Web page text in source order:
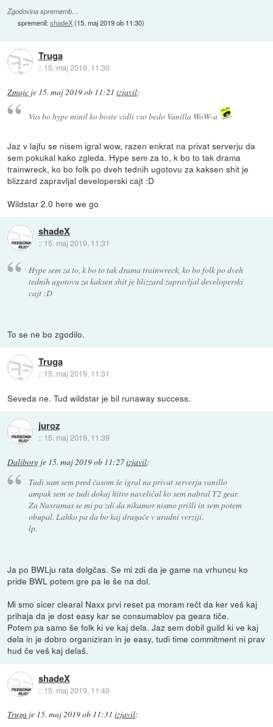
Zgodovina sprememb…
spremenil:shadeX(15. maj 2019 ob 11:30)
Truga
:: 15. maj 2019, 11:30
Zmajc je 15. maj 2019 ob 11:21 izjavil:
Vas bo hype minil ko boste vidli vso bedo Vanilla WoW-a
Jaz v lajfu se nisem igral wow, razen enkrat na privat serverju da
sem pokukal kako zgleda. Hype sem za to, k bo to tak drama
trainwreck, ko bo folk po dveh tednih ugotovu za kaksen shit je
blizzard zapravljal developerski cajt :D
Wildstar 2.0 here we go
shadeX
:: 15. maj 2019, 11:31
Hype sem za to, k bo to tak drama trainwreck, ko bo folk po dveh
tednih ugotovu za kaksen shit je blizzard zapravljal developerski
cajt :D
To se ne bo zgodilo.
Truga
:: 15. maj 2019, 11:31
Seveda ne. Tud wildstar je bil runaway success.
juroz
:: 15. maj 2019, 11:39
Daliborg je 15. maj 2019 ob 11:27izjavil:
Tudi sam sem pred časom še igral na privat serverju vanillo
ampak sem se tudi dokaj hitro naveličal ko sem nabral T2 gear.
Za Naxramas se mi pa zdi da nikamor nismo prišli in sem potem
obupal. Lahko pa da bo kaj drugače v uradni verziji.
lp.
Ja po BWLju rata dolgčas. Se mi zdi da je game na vrhuncu ko
pride BWL potem gre pa le še na dol.
Mi smo sicer clearal Naxx prvi reset pa moram rečt da ker veš kaj
prihaja da je dost easy kar se consumablov pa geara tiče.
Potem pa samo še folk ki ve kaj dela. Jaz sem dobil guild ki ve kaj
dela in je dobro organiziran in je easy, tudi time commitment ni prav
hud če veš kaj delaš.
shadeX
:: 15. maj 2019, 11:40
Truga je 15. maj 2019 ob 11:31 izjavil: